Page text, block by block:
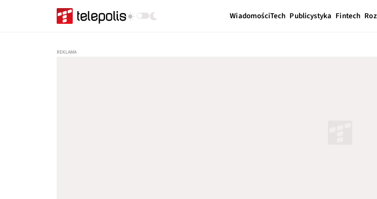
WiadomościTech Publicystyka Fintech